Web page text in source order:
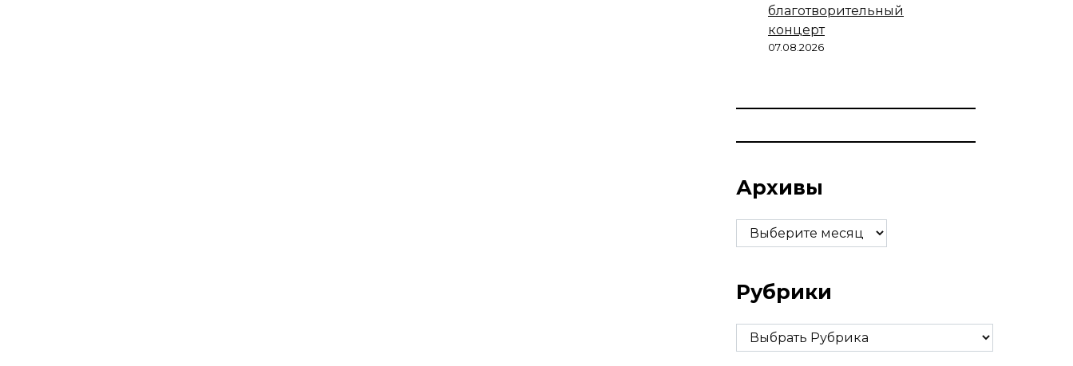
благотворительный
концерт
07.08.2026
Архивы
Архивы
Рубрики
Рубрики